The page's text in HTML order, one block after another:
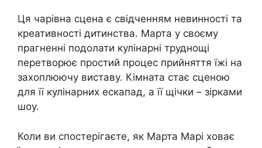
Ця чарівна сцена є свідченням невинності та
креативності дитинства. Марта у своєму
прагненні подолати кулінарні труднощі
перетворює простий процес прийняття їжі на
захоплюючу виставу. Кімната стає сценою
для її кулінарних ескапад, а її щічки – зірками
шоу.
Коли ви спостерігаєте, як Марта Марі ховає